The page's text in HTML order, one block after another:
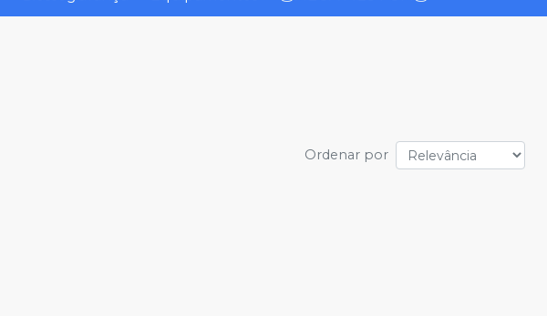
Ordenar por